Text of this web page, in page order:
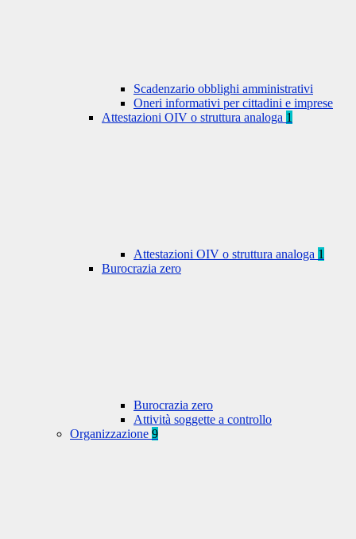
Scadenzario obblighi amministrativi
Oneri informativi per cittadini e imprese
Attestazioni OIV o struttura analoga 1
Attestazioni OIV o struttura analoga 1
Burocrazia zero
Burocrazia zero
Attività soggette a controllo
Organizzazione 9